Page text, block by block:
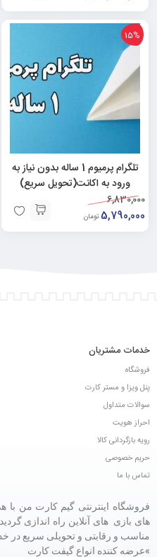
15%
تلگرام پرمیوم 1 ساله بدون نیاز به
ورود به اکانت(تحویل سریع)
6,830,000
5,790,000 تومان
خدمات مشتریان
فروشگاه
پنل ویزا و مستر کارت
سوالات متداول
احراز هویت
رویه بازگردانی کالا
حریم خصوصی
تماس با ما
فروشگاه اینترنتی گیم کارت من
های بازی های آنلاین راه اندازی
مناسب و رقابتی و تحویلی سریع در
»عرضه کننده انواع گیفت کارت